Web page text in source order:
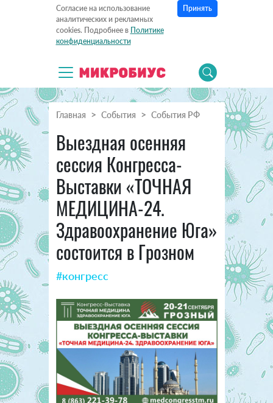
Согласие на использование
аналитических и рекламных
cookies. Подробнее в Политике
конфиденциальности
Принять
Главная События События РФ
Выездная осенняя
сессия Конгресса-
Выставки «ТОЧНАЯ
МЕДИЦИНА-24.
Здравоохранение Юга»
состоится в Грозном
#конгресс